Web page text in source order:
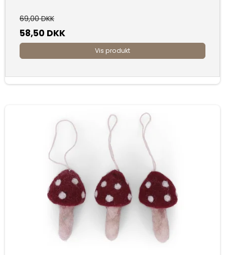
69,00 DKK
58,50 DKK
Vis produkt